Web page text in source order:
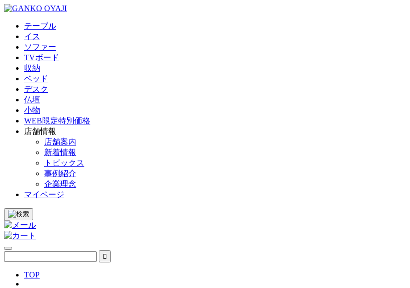
テーブル
イス
ソファー
TVボード
収納
ベッド
デスク
仏壇
小物
WEB限定特別価格
店舗情報
店舗案内
新着情報
トピックス
事例紹介
企業理念
マイページ
TOP